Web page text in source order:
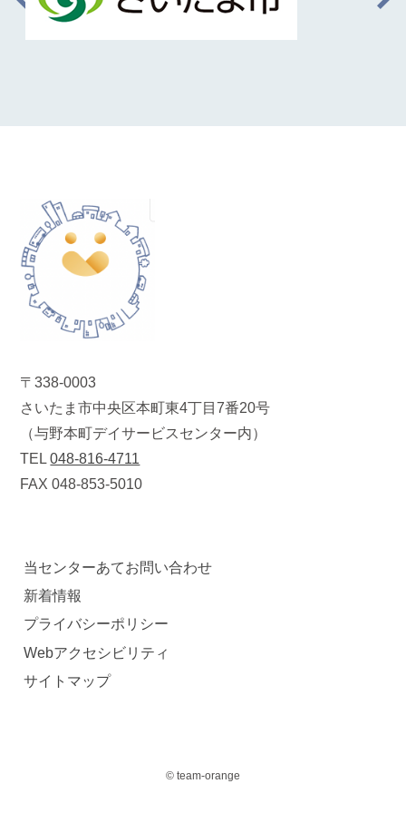
〒338-0003
さいたま市中央区本町東4丁目7番20号
（与野本町デイサービスセンター内）
TEL048-816-4711
FAX 048-853-5010
当センターあてお問い合わせ
新着情報
プライバシーポリシー
Webアクセシビリティ
サイトマップ
© team-orange